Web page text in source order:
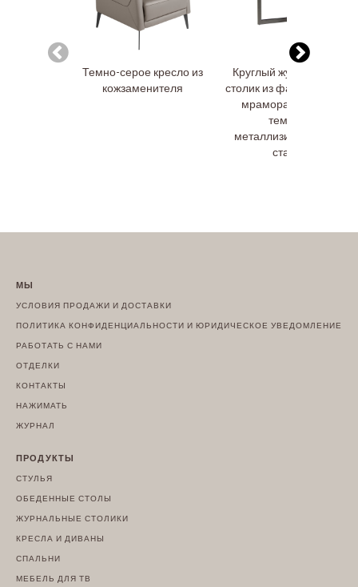
Темно-серое кресло из
кожзаменителя
Круглый журнальный
столик из фарфорового
мрамора, ореха и
темной
металлизированной
стали
МЫ
УСЛОВИЯ ПРОДАЖИ И ДОСТАВКИ
ПОЛИТИКА КОНФИДЕНЦИАЛЬНОСТИ И ЮРИДИЧЕСКОЕ УВЕДОМЛЕНИЕ
РАБОТАТЬ С НАМИ
ОТДЕЛКИ
КОНТАКТЫ
НАЖИМАТЬ
ЖУРНАЛ
ПРОДУКТЫ
СТУЛЬЯ
ОБЕДЕННЫЕ СТОЛЫ
ЖУРНАЛЬНЫЕ СТОЛИКИ
КРЕСЛА И ДИВАНЫ
СПАЛЬНИ
МЕБЕЛЬ ДЛЯ ТВ